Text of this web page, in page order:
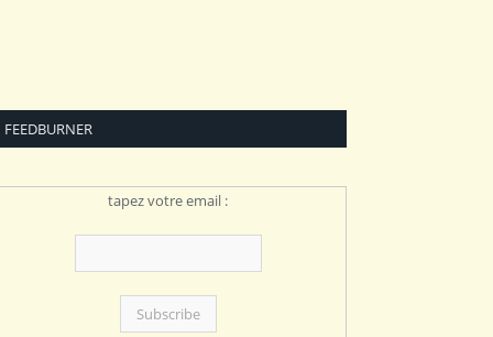
FEEDBURNER
tapez votre email :